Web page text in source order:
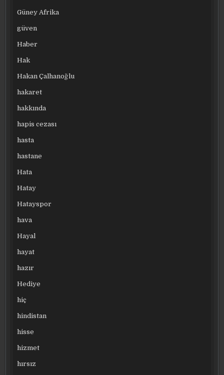
Güney Afrika
güven
Haber
Hak
Hakan Çalhanoğlu
hakaret
hakkında
hapis cezası
hasta
hastane
Hata
Hatay
Hatayspor
hava
Hayal
hayat
hazır
Hediye
hiç
hindistan
hisse
hizmet
hırsız